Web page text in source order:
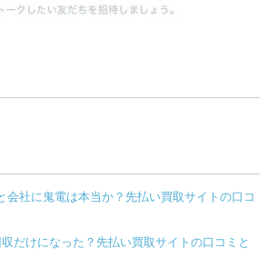
社に鬼電は本当か？先払い買取サイトの口コ
だけになった？先払い買取サイトの口コミと